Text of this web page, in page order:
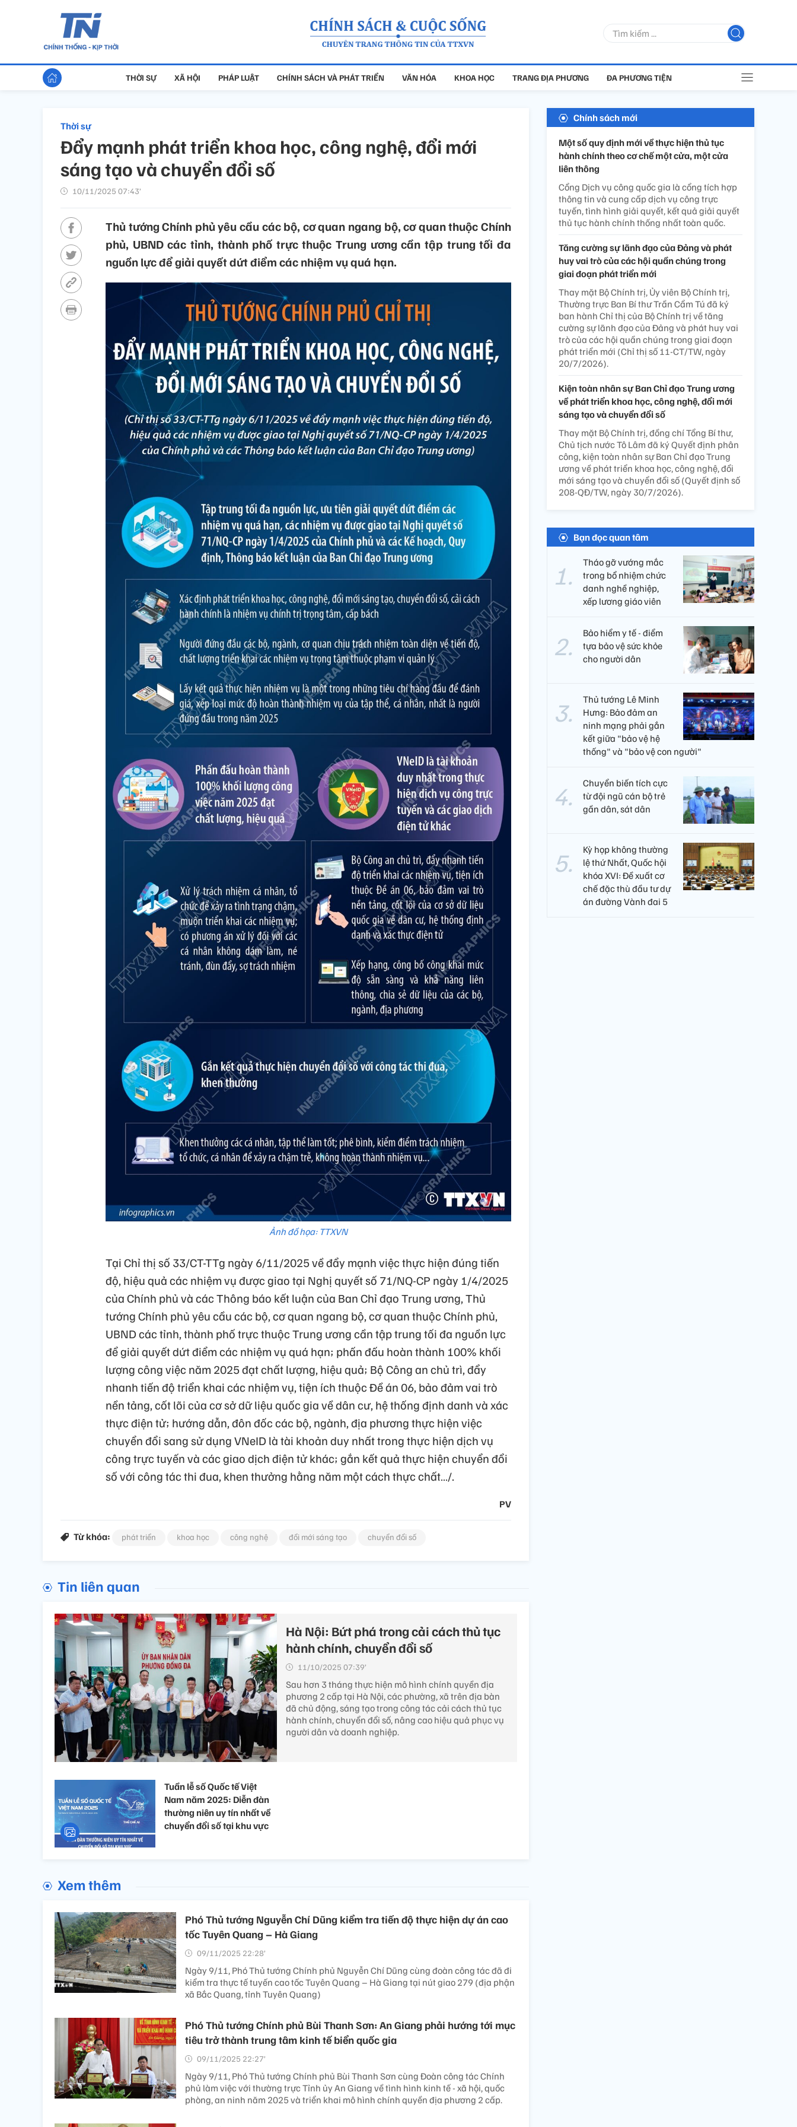
THỜI SỰ XÃ HỘI PHÁP LUẬT CHÍNH SÁCH VÀ PHÁT TRIỂN VĂN HÓA KHOA HỌC TRANG ĐỊA PHƯƠNG ĐA PHƯƠNG TIỆN
Thời sự
Đẩy mạnh phát triển khoa học, công nghệ, đổi mới
sáng tạo và chuyển đổi số
10/11/2025 07:43’
Thủ tướng Chính phủ yêu cầu các bộ, cơ quan ngang bộ, cơ quan thuộc Chính
phủ, UBND các tỉnh, thành phố trực thuộc Trung ương cần tập trung tối đa
nguồn lực để giải quyết dứt điểm các nhiệm vụ quá hạn.
Ảnh đồ họa: TTXVN
Tại Chỉ thị số 33/CT-TTg ngày 6/11/2025 về đẩy mạnh việc thực hiện đúng tiến
độ, hiệu quả các nhiệm vụ được giao tại Nghị quyết số 71/NQ-CP ngày 1/4/2025
của Chính phủ và các Thông báo kết luận của Ban Chỉ đạo Trung ương, Thủ
tướng Chính phủ yêu cầu các bộ, cơ quan ngang bộ, cơ quan thuộc Chính phủ,
UBND các tỉnh, thành phố trực thuộc Trung ương cần tập trung tối đa nguồn lực
để giải quyết dứt điểm các nhiệm vụ quá hạn; phấn đấu hoàn thành 100% khối
lượng công việc năm 2025 đạt chất lượng, hiệu quả; Bộ Công an chủ trì, đẩy
nhanh tiến độ triển khai các nhiệm vụ, tiện ích thuộc Đề án 06, bảo đảm vai trò
nền tảng, cốt lõi của cơ sở dữ liệu quốc gia về dân cư, hệ thống định danh và xác
thực điện tử; hướng dẫn, đôn đốc các bộ, ngành, địa phương thực hiện việc
chuyển đổi sang sử dụng VNeID là tài khoản duy nhất trong thực hiện dịch vụ
công trực tuyến và các giao dịch điện tử khác; gắn kết quả thực hiện chuyển đổi
số với công tác thi đua, khen thưởng hằng năm một cách thực chất…/.
PV
Từ khóa: phát triển khoa học công nghệ đổi mới sáng tạo chuyển đổi số
Tin liên quan
Hà Nội: Bứt phá trong cải cách thủ tục
hành chính, chuyển đổi số
11/10/2025 07:39’
Sau hơn 3 tháng thực hiện mô hình chính quyền địa
phương 2 cấp tại Hà Nội, các phường, xã trên địa bàn
đã chủ động, sáng tạo trong công tác cải cách thủ tục
hành chính, chuyển đổi số, nâng cao hiệu quả phục vụ
người dân và doanh nghiệp.
Tuần lễ số Quốc tế Việt
Nam năm 2025: Diễn đàn
thường niên uy tín nhất về
chuyển đổi số tại khu vực
Xem thêm
Phó Thủ tướng Nguyễn Chí Dũng kiểm tra tiến độ thực hiện dự án cao
tốc Tuyên Quang – Hà Giang
09/11/2025 22:28’
Ngày 9/11, Phó Thủ tướng Chính phủ Nguyễn Chí Dũng cùng đoàn công tác đã đi
kiểm tra thực tế tuyến cao tốc Tuyên Quang – Hà Giang tại nút giao 279 (địa phận
xã Bắc Quang, tỉnh Tuyên Quang)
Phó Thủ tướng Chính phủ Bùi Thanh Sơn: An Giang phải hướng tới mục
tiêu trở thành trung tâm kinh tế biển quốc gia
09/11/2025 22:27’
Ngày 9/11, Phó Thủ tướng Chính phủ Bùi Thanh Sơn cùng Đoàn công tác Chính
phủ làm việc với thường trực Tỉnh ủy An Giang về tình hình kinh tế - xã hội, quốc
phòng, an ninh năm 2025 và triển khai mô hình chính quyền địa phương 2 cấp.
Chính sách mới
Một số quy định mới về thực hiện thủ tục
hành chính theo cơ chế một cửa, một cửa
liên thông
Cổng Dịch vụ công quốc gia là cổng tích hợp
thông tin và cung cấp dịch vụ công trực
tuyến, tình hình giải quyết, kết quả giải quyết
thủ tục hành chính thống nhất toàn quốc.
Tăng cường sự lãnh đạo của Đảng và phát
huy vai trò của các hội quần chúng trong
giai đoạn phát triển mới
Thay mặt Bộ Chính trị, Ủy viên Bộ Chính trị,
Thường trực Ban Bí thư Trần Cẩm Tú đã ký
ban hành Chỉ thị của Bộ Chính trị về tăng
cường sự lãnh đạo của Đảng và phát huy vai
trò của các hội quần chúng trong giai đoạn
phát triển mới (Chỉ thị số 11-CT/TW, ngày
20/7/2026).
Kiện toàn nhân sự Ban Chỉ đạo Trung ương
về phát triển khoa học, công nghệ, đổi mới
sáng tạo và chuyển đổi số
Thay mặt Bộ Chính trị, đồng chí Tổng Bí thư,
Chủ tịch nước Tô Lâm đã ký Quyết định phân
công, kiện toàn nhân sự Ban Chỉ đạo Trung
ương về phát triển khoa học, công nghệ, đổi
mới sáng tạo và chuyển đổi số (Quyết định số
208-QĐ/TW, ngày 30/7/2026).
Bạn đọc quan tâm
Tháo gỡ vướng mắc
trong bổ nhiệm chức
danh nghề nghiệp,
xếp lương giáo viên
Bảo hiểm y tế - điểm
tựa bảo vệ sức khỏe
cho người dân
Thủ tướng Lê Minh
Hưng: Bảo đảm an
ninh mạng phải gắn
kết giữa "bảo vệ hệ
thống" và "bảo vệ con người"
Chuyển biến tích cực
từ đội ngũ cán bộ trẻ
gần dân, sát dân
Kỳ họp không thường
lệ thứ Nhất, Quốc hội
khóa XVI: Đề xuất cơ
chế đặc thù đầu tư dự
án đường Vành đai 5